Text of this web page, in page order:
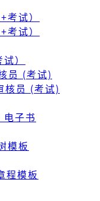
试）
试）
）
员 (考试)
员 (考试)
电子书
模板
程模板